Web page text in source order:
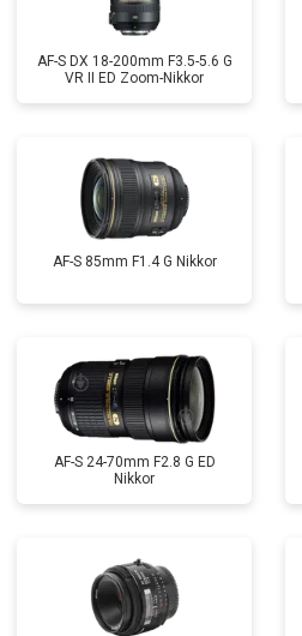
AF-S DX 18-200mm F3.5-5.6 G
VR II ED Zoom-Nikkor
AF-S 85mm F1.4 G Nikkor
AF-S 24-70mm F2.8 G ED
Nikkor